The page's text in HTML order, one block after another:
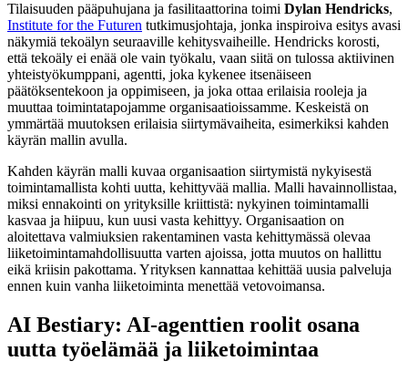
Tilaisuuden pääpuhujana ja fasilitaattorina toimi Dylan Hendricks,
Institute for the Futuren tutkimusjohtaja, jonka inspiroiva esitys avasi
näkymiä tekoälyn seuraaville kehitysvaiheille. Hendricks korosti,
että tekoäly ei enää ole vain työkalu, vaan siitä on tulossa aktiivinen
yhteistyökumppani, agentti, joka kykenee itsenäiseen
päätöksentekoon ja oppimiseen, ja joka ottaa erilaisia rooleja ja
muuttaa toimintatapojamme organisaatioissamme. Keskeistä on
ymmärtää muutoksen erilaisia siirtymävaiheita, esimerkiksi kahden
käyrän mallin avulla.
Kahden käyrän malli kuvaa organisaation siirtymistä nykyisestä
toimintamallista kohti uutta, kehittyvää mallia. Malli havainnollistaa,
miksi ennakointi on yrityksille kriittistä: nykyinen toimintamalli
kasvaa ja hiipuu, kun uusi vasta kehittyy. Organisaation on
aloitettava valmiuksien rakentaminen vasta kehittymässä olevaa
liiketoimintamahdollisuutta varten ajoissa, jotta muutos on hallittu
eikä kriisin pakottama. Yrityksen kannattaa kehittää uusia palveluja
ennen kuin vanha liiketoiminta menettää vetovoimansa.
AI Bestiary: AI-agenttien roolit osana
uutta työelämää ja liiketoimintaa